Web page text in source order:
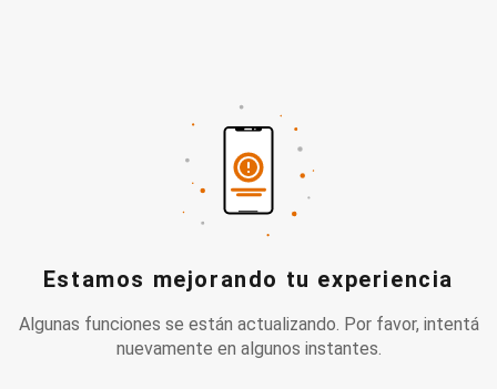
Estamos mejorando tu experiencia
Algunas funciones se están actualizando. Por favor, intentá
nuevamente en algunos instantes.